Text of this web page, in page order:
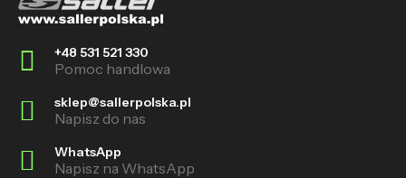
+48 531 521 330
Pomoc handlowa
sklep@sallerpolska.pl
Napisz do nas
WhatsApp
Napisz na WhatsApp